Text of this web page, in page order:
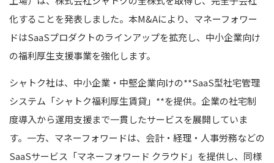
化することを発表しました。本M&Aにより、マネーフォワー
ドはSaaSプロダクトのラインアップを拡充し、中小企業向け
の福利厚生支援事業を強化します。
シャトク社は、中小企業・中堅企業向けの**SaaS型社宅管理
システム「シャトク福利厚生賃貸」**を提供。企業の社宅制
度導入から運用支援まで一貫したサービスを展開していま
す。一方、マネーフォワードは、会計・経理・人事労務などの
SaaSサービス「マネーフォワード クラウド」を提供し、同様